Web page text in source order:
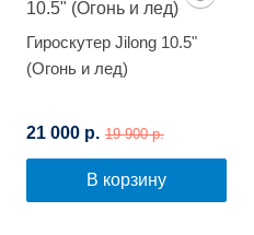
Гироскутер Jilong 10.5"
(Огонь и лед)
21 000 р. 19 900 р.
В корзину